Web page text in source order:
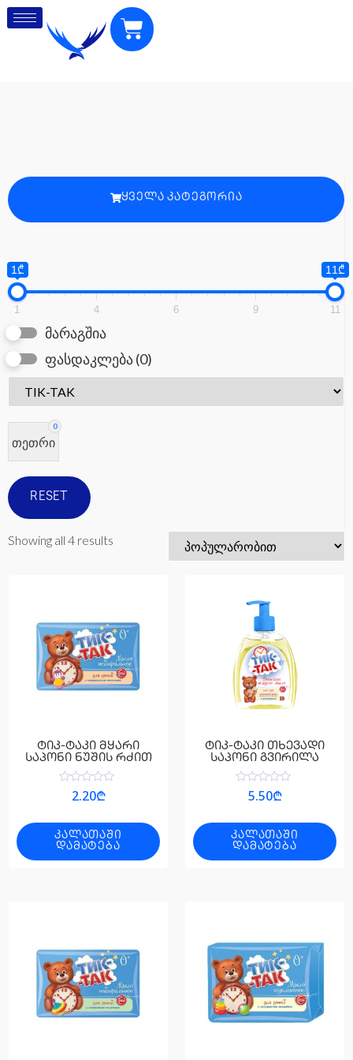
ᲧᲕᲔᲚᲐ ᲙᲐᲢᲔᲒᲝᲠᲘᲐ
1₾ 11₾
1 4 6 9 11
მარაგშია
ფასდაკლება(0)
0
თეთრი
RESET
Showing all 4 results
ტიკ-ტაკი მყარი
საპონი ნუშის რძით
შეფასება
5-
დან
2.20₾
ᲙᲐᲚᲐᲗᲐᲨᲘ
ᲓᲐᲛᲐᲢᲔᲑᲐ
ტიკ-ტაკი თხევადი
საპონი გვირილა
შეფასება
5-
დან
5.50₾
ᲙᲐᲚᲐᲗᲐᲨᲘ
ᲓᲐᲛᲐᲢᲔᲑᲐ